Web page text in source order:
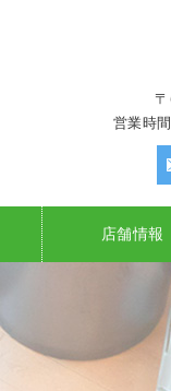
営業時
店舗情報